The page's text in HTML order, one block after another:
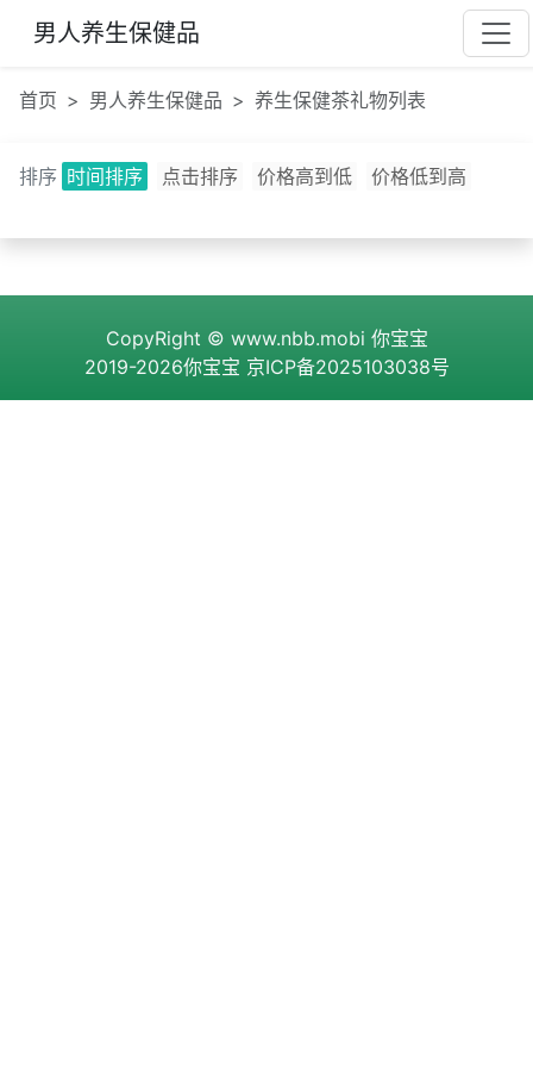
男人养生保健品
首页 男人养生保健品 养生保健茶礼物列表
排序 时间排序 点击排序 价格高到低 价格低到高
CopyRight © www.nbb.mobi 你宝宝
2019-2026你宝宝 京ICP备2025103038号